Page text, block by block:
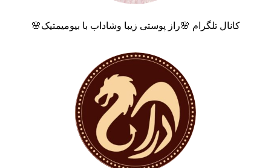
کانال تلگرام 🌸راز پوستی زیبا وشاداب با بیومیمتیک🌸